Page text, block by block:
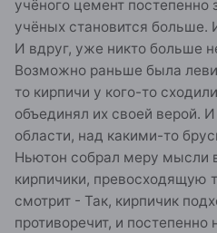
учёного цемент постепенно
учёных становится больше.
И вдруг, уже никто больше
Возможно раньше была
то кирпичи у кого-то
объединял их своей верой.
области, над какими-то
Ньютон собрал меру мысли
кирпичики, превосходящую
смотрит - Так, кирпичик
противоречит, и